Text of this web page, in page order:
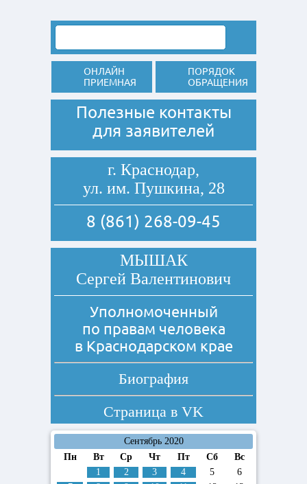
ОНЛАЙН
ПРИЕМНАЯ
ПОРЯДОК
ОБРАЩЕНИЯ
Полезные контакты
для заявителей
г. Краснодар,
ул. им. Пушкина, 28
8 (861) 268-09-45
МЫШАК
Сергей Валентинович
Уполномоченный
по правам человека
в Краснодарском крае
Биография
Страница в VK
Сентябрь 2020
Пн
Вт Ср Чт Пт Сб
Вс
1
2 3 4 5
6